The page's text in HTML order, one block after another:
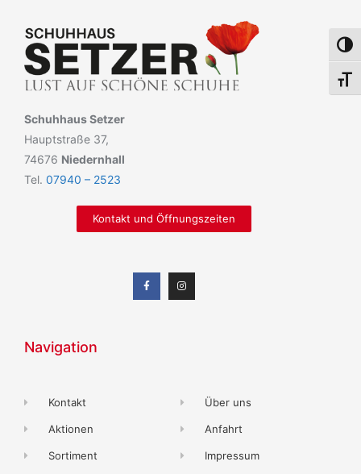
Schuhhaus Setzer
Hauptstraße 37,
74676 Niedernhall
Tel. 07940 – 2523
Kontakt und Öffnungszeiten
Navigation
Kontakt
Aktionen
Sortiment
Über uns
Anfahrt
Impressum